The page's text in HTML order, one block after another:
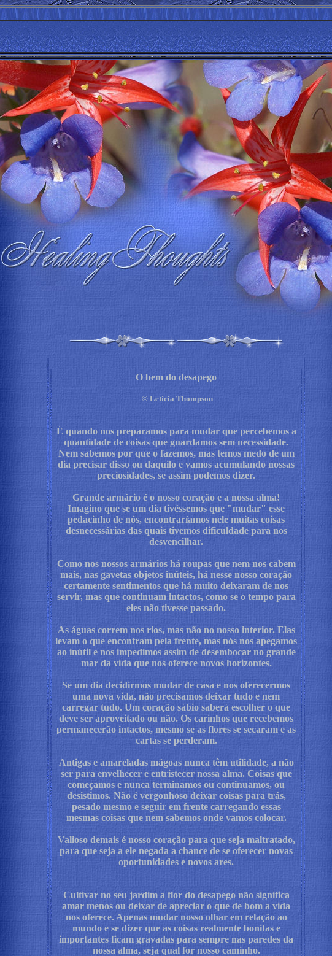
O bem do desapego
©Letícia Thompson
É quando nos preparamos para mudar que percebemos a
quantidade de coisas que guardamos sem necessidade.
Nem sabemos por que o fazemos, mas temos medo de um
dia precisar disso ou daquilo e vamos acumulando nossas
preciosidades, se assim podemos dizer.
Grande armário é o nosso coração e a nossa alma!
Imagino que se um dia tivéssemos que "mudar" esse
pedacinho de nós, encontraríamos nele muitas coisas
desnecessárias das quais tivemos dificuldade para nos
desvencilhar.
Como nos nossos armários há roupas que nem nos cabem
mais, nas gavetas objetos inúteis, há nesse nosso coração
certamente sentimentos que há muito deixaram de nos
servir, mas que continuam intactos, como se o tempo para
eles não tivesse passado.
As águas correm nos rios, mas não no nosso interior. Elas
levam o que encontram pela frente, mas nós nos apegamos
ao inútil e nos impedimos assim de desembocar no grande
mar da vida que nos oferece novos horizontes.
Se um dia decidirmos mudar de casa e nos oferecermos
uma nova vida, não precisamos deixar tudo e nem
carregar tudo. Um coração sábio saberá escolher o que
deve ser aproveitado ou não. Os carinhos que recebemos
permanecerão intactos, mesmo se as flores se secaram e as
cartas se perderam.
Antigas e amareladas mágoas nunca têm utilidade, a não
ser para envelhecer e entristecer nossa alma. Coisas que
começamos e nunca terminamos ou continuamos, ou
desistimos. Não é vergonhoso deixar coisas para trás,
pesado mesmo e seguir em frente carregando essas
mesmas coisas que nem sabemos onde vamos colocar.
Valioso demais é nosso coração para que seja maltratado,
para que seja a ele negada a chance de se oferecer novas
oportunidades e novos ares.
Cultivar no seu jardim a flor do desapego não significa
amar menos ou deixar de apreciar o que de bom a vida
nos oferece. Apenas mudar nosso olhar em relação ao
mundo e se dizer que as coisas realmente bonitas e
importantes ficam gravadas para sempre nas paredes da
nossa alma, seja qual for nosso caminho.